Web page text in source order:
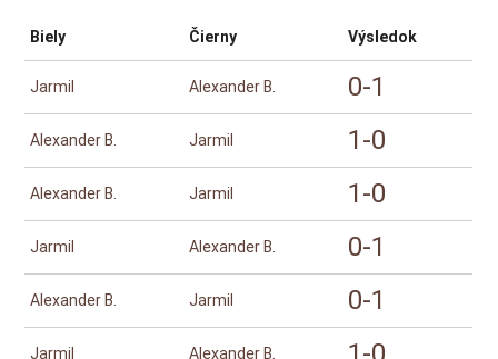
Biely Čierny Výsledok
Jarmil Alexander B. 0-1
Alexander B. Jarmil 1-0
Alexander B. Jarmil 1-0
Jarmil Alexander B. 0-1
Alexander B. Jarmil 0-1
Jarmil Alexander B.